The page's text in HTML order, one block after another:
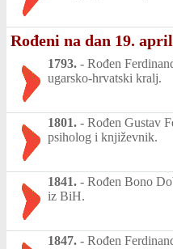
Rođeni na dan 19.
1793. - Rođen
ugarsko-hrvatski kralj.
1801. - Rođen Gustav
psiholog i književnik.
1841. - Rođen Bono
iz BiH.
1847. - Rođen